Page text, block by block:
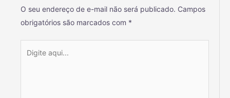
O seu endereço de e-mail não será publicado. Campos
obrigatórios são marcados com *